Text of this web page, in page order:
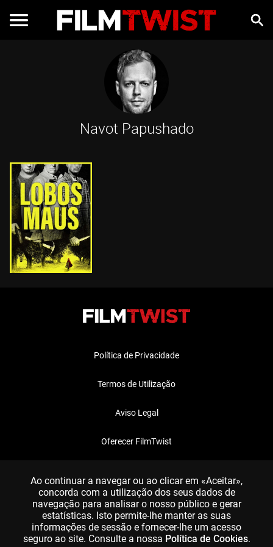
Navot Papushado
Política de Privacidade
Termos de Utilização
Aviso Legal
Oferecer FilmTwist
Ao continuar a navegar ou ao clicar em «Aceitar»,
concorda com a utilização dos seus dados de
navegação para analisar o nosso público e gerar
estatísticas. Isto permite-lhe manter as suas
informações de sessão e fornecer-lhe um acesso
seguro ao site. Consulte a nossa Política de Cookies.